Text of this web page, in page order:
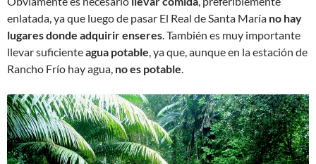
enlatada, ya que luego de pasar El Real de Santa María no hay
lugares donde adquirir enseres. También es muy importante
llevar suficienteagua potable, ya que, aunque en la estación de
Rancho Frío hay agua, no es potable.